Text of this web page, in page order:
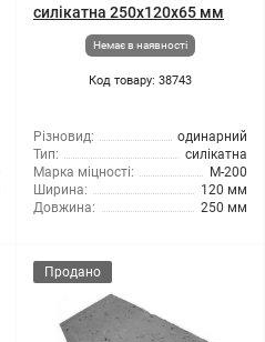
силікатна 250х120х65 мм
Немає в наявності
Код товару: 38743
Різновид:
одинарний
Тип:
силікатна
Марка міцності:
М-200
Ширина:
120 мм
Довжина:
250 мм
Продано